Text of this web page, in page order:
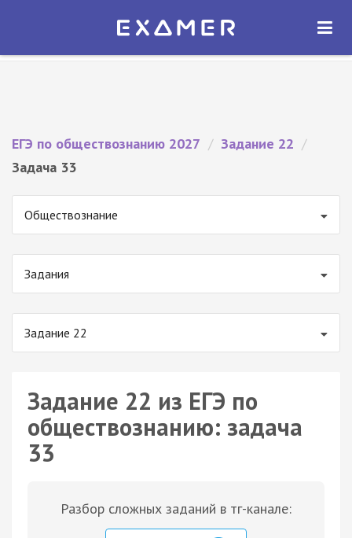
Экзамер — ЕГЭ 2027
ОТКРЫТЬ
ЕГЭ по обществознанию 2027 / Задание 22 /
Задача 33
Обществознание
Задания
Задание 22
Задание 22 из ЕГЭ по
обществознанию: задача
33
Разбор сложных заданий в тг-канале: